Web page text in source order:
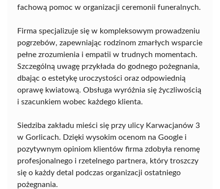
fachową pomoc w organizacji ceremonii funeralnych.
Firma specjalizuje się w kompleksowym prowadzeniu
pogrzebów, zapewniając rodzinom zmarłych wsparcie
pełne zrozumienia i empatii w trudnych momentach.
Szczególną uwagę przykłada do godnego pożegnania,
dbając o estetykę uroczystości oraz odpowiednią
oprawę kwiatową. Obsługa wyróżnia się życzliwością
i szacunkiem wobec każdego klienta.
Siedziba zakładu mieści się przy ulicy Karwacjanów 3
w Gorlicach. Dzięki wysokim ocenom na Google i
pozytywnym opiniom klientów firma zdobyła renomę
profesjonalnego i rzetelnego partnera, który troszczy
się o każdy detal podczas organizacji ostatniego
pożegnania.